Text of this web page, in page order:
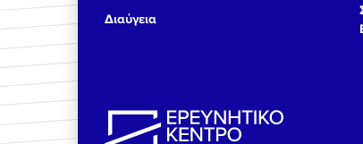
Διαύγεια